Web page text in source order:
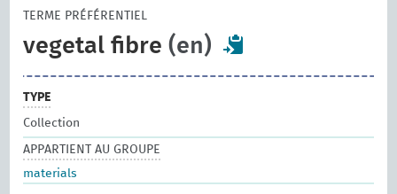
TERME PRÉFÉRENTIEL
vegetal fibre (en)
TYPE
Collection
APPARTIENT AU GROUPE
materials